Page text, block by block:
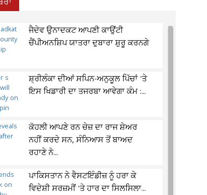
ਜੈਦੇਵ ਉਨਾਦਕਟ ਆਪਣੀ ਕਾਉਂਟੀ
ਚੈਂਪੀਅਨਸ਼ਿਪ ਯਾਤਰਾ ਦੁਬਾਰਾ ਸ਼ੁਰੂ ਕਰਨਗੇ
ਸ਼੍ਰੀਲੰਕਾ ਦੀਆਂ ਸਪਿਨ-ਅਨੁਕੂਲ ਪਿੱਚਾਂ 'ਤੇ
ਇਸ ਖਿਡਾਰੀ ਦਾ ਤਜਰਬਾ ਆਵੇਗਾ ਕੰਮ :...
ਕੋਹਲੀ ਆਪਣੇ ਰਨ ਚੇਜ਼ ਦਾ ਰਾਜ ਸ਼ੇਅਰ
ਨਹੀਂ ਕਰਦੇ ਸਨ, ਸੰਨਿਆਸ ਤੋਂ ਬਾਅਦ
ਰਹਾਣੇ ਨੇ...
ਪਾਕਿਸਤਾਨ ਨੇ ਵੈਸਟਇੰਡੀਜ਼ ਨੂੰ ਹਰਾ ਕੇ
ਵਿਦੇਸ਼ੀ ਸਰਜ਼ਮੀਂ 'ਤੇ ਹਾਰ ਦਾ ਸਿਲਸਿਲਾ...